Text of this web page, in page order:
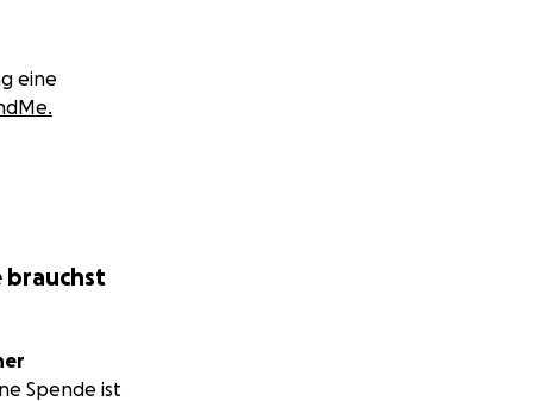
eine
brauchst
Spende ist